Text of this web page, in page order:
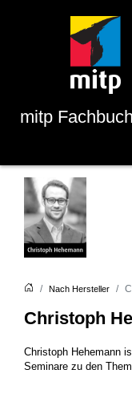
mitp
Nach Hersteller
Christoph
Christoph Hehemann
Seminare zu den